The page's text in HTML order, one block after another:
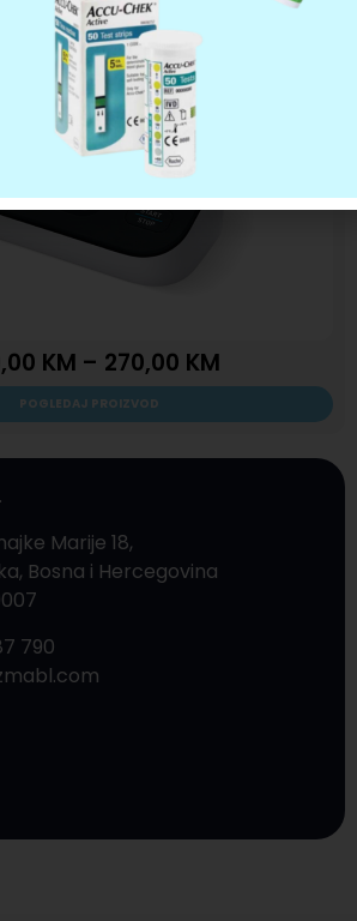
KM – 270,00 KM
POGLEDAJ PROIZVOD
Marije 18,
Bosna i Hercegovina
790